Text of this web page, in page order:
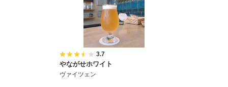
3.7
やながせホワイト
ヴァイツェン